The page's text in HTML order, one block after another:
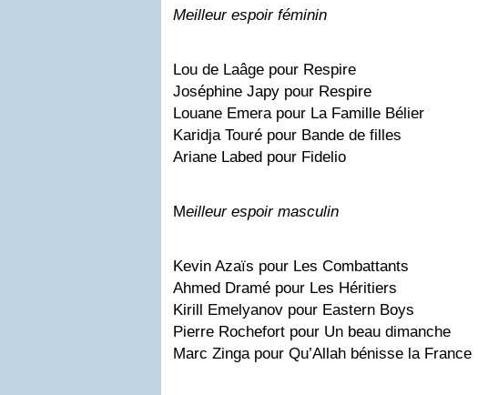
Meilleur espoir féminin
Lou de Laâge pour Respire
Joséphine Japy pour Respire
Louane Emera pour La Famille Bélier
Karidja Touré pour Bande de filles
Ariane Labed pour Fidelio
Meilleur espoir masculin
Kevin Azaïs pour Les Combattants
Ahmed Dramé pour Les Héritiers
Kirill Emelyanov pour Eastern Boys
Pierre Rochefort pour Un beau dimanche
Marc Zinga pour Qu’Allah bénisse la France